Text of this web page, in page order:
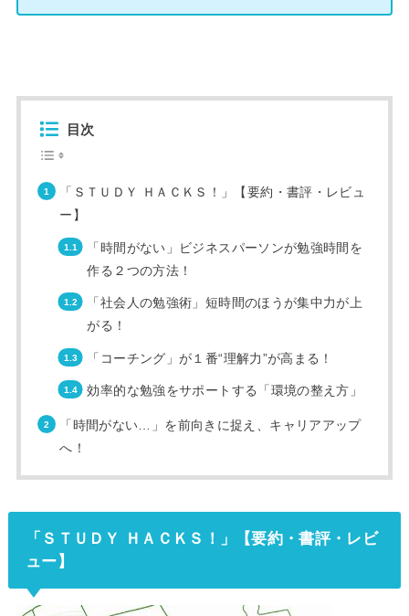
目次
「ＳＴＵＤＹ ＨＡＣＫＳ！」【要約・書評・レビュ
ー】
「時間がない」ビジネスパーソンが勉強時間を
作る２つの方法！
「社会人の勉強術」短時間のほうが集中力が上
がる！
「コーチング」が１番“理解力”が高まる！
効率的な勉強をサポートする「環境の整え方」
「時間がない…」を前向きに捉え、キャリアアップ
へ！
「ＳＴＵＤＹ ＨＡＣＫＳ！」【要約・書評・レビ
ュー】